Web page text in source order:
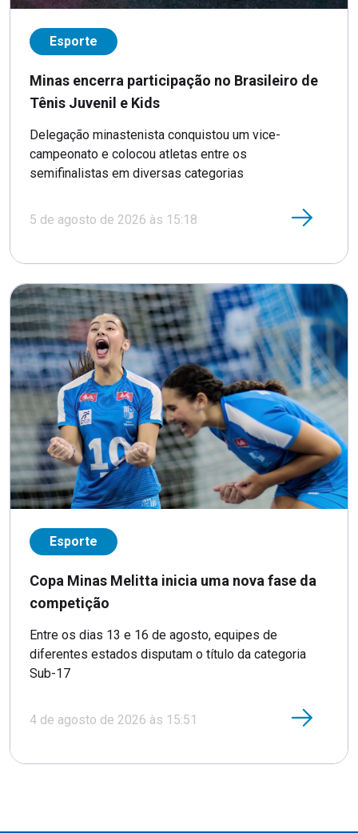
Esporte
Minas encerra participação no Brasileiro de
Tênis Juvenil e Kids
Delegação minastenista conquistou um vice-
campeonato e colocou atletas entre os
semifinalistas em diversas categorias
5 de agosto de 2026 às 15:18
Esporte
Copa Minas Melitta inicia uma nova fase da
competição
Entre os dias 13 e 16 de agosto, equipes de
diferentes estados disputam o título da categoria
Sub-17
4 de agosto de 2026 às 15:51